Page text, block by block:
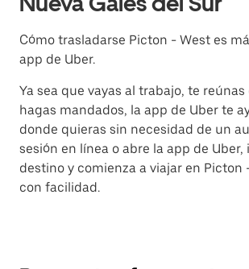
Cómo trasladarse Picton - West es
app de Uber.
Ya sea que vayas al trabajo, te
hagas mandados, la app de Uber te
donde quieras sin necesidad de un
sesión en línea o abre la app de Uber,
destino y comienza a viajar en Picton
con facilidad.